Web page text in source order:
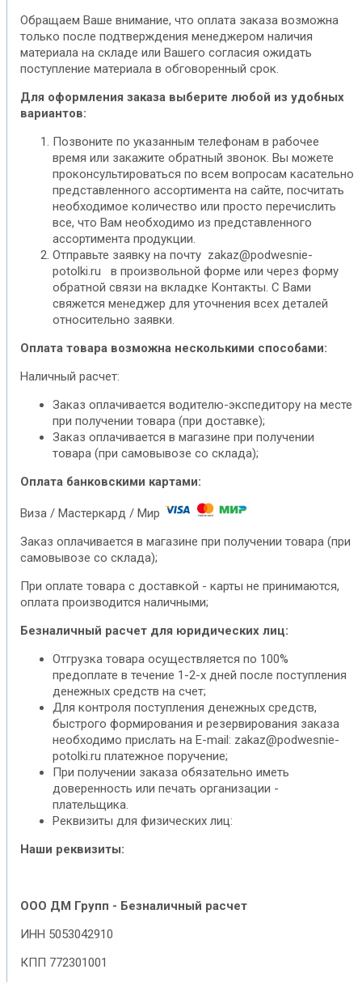
Обращаем Ваше внимание, что оплата заказа возможна
только после подтверждения менеджером наличия
материала на складе или Вашего согласия ожидать
поступление материала в обговоренный срок.
Для оформления заказа выберите любой из удобных
вариантов:
Позвоните по указанным телефонам в рабочее
время или закажите обратный звонок. Вы можете
проконсультироваться по всем вопросам касательно
представленного ассортимента на сайте, посчитать
необходимое количество или просто перечислить
все, что Вам необходимо из представленного
ассортимента продукции.
Отправьте заявку на почту zakaz@podwesnie-
potolki.ru в произвольной форме или через форму
обратной связи на вкладке Контакты. С Вами
свяжется менеджер для уточнения всех деталей
относительно заявки.
Оплата товара возможна несколькими способами:
Наличный расчет:
Заказ оплачивается водителю-экспедитору на месте
при получении товара (при доставке);
Заказ оплачивается в магазине при получении
товара (при самовывозе со склада);
Оплата банковскими картами:
Виза / Мастеркард / Мир
Заказ оплачивается в магазине при получении товара (при
самовывозе со склада);
При оплате товара с доставкой - карты не принимаются,
оплата производится наличными;
Безналичный расчет для юридических лиц:
Отгрузка товара осуществляется по 100%
предоплате в течение 1-2-х дней после поступления
денежных средств на счет;
Для контроля поступления денежных средств,
быстрого формирования и резервирования заказа
необходимо прислать на E-mail: zakaz@podwesnie-
potolki.ru платежное поручение;
При получении заказа обязательно иметь
доверенность или печать организации -
плательщика.
Реквизиты для физических лиц:
Наши реквизиты:
ООО ДМ Групп - Безналичный расчет
ИНН 5053042910
КПП 772301001